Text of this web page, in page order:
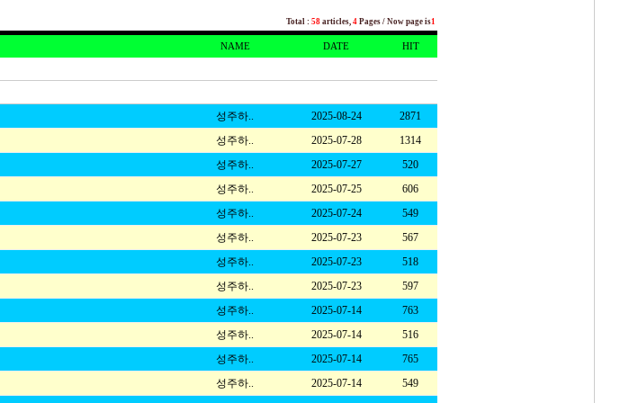
Total : 58 articles, 4 Pages / Now page is1
NAME DATE HIT
성주하.. 2025-08-24
2871
성주하.. 2025-07-28
1314
성주하.. 2025-07-27
520
성주하.. 2025-07-25
606
성주하.. 2025-07-24
549
성주하.. 2025-07-23
567
성주하.. 2025-07-23
518
성주하.. 2025-07-23
597
성주하.. 2025-07-14
763
성주하.. 2025-07-14
516
성주하.. 2025-07-14
765
성주하.. 2025-07-14
549